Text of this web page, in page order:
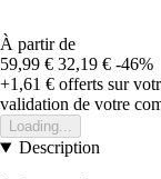
À partir de
59,99 € 32,19 € -46%
+1,61 € offerts sur
validation de votre
Loading...
Description